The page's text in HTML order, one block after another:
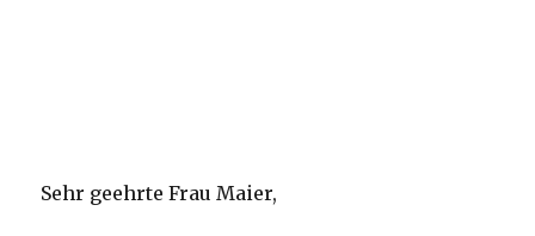
Sehr geehrte Frau Maier,